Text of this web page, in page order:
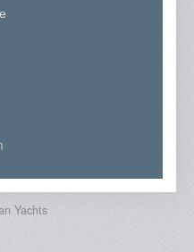
Yachts